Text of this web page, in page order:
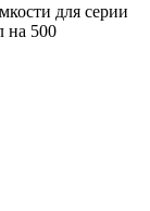
для серии
на 500